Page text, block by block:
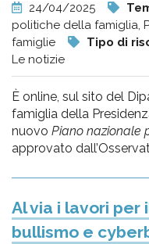
24/04/2025
politiche della famiglia,
famiglie
Tipo di
Le notizie
È online, sul sito del
famiglia della
nuovo Piano nazionale
approvato
Al via i lavori per
bullismo e